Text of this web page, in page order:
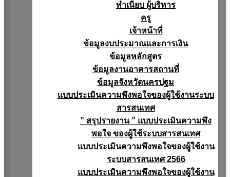
ทำเนียบ ผู้บริหาร
ครู
เจ้าหน้าที่
ข้อมูลงบประมาณเเละการเงิน
ข้อมูลหลักสูตร
ข้อมูลงานอาคารสถานที่
ข้อมูลจังหวัดนครปฐม
แบบประเมินความพึงพอใจของผู้ใช้งานระบบ
สารสนเทศ
” สรุปรายงาน ” แบบประเมินความพึง
พอใจ ของผู้ใช้ระบบสารสนเทศ
แบบประเมินความพึงพอใจของผู้ใช้งาน
ระบบสารสนเทศ 2566
แบบประเมินความพึงพอใจของผู้ใช้งาน